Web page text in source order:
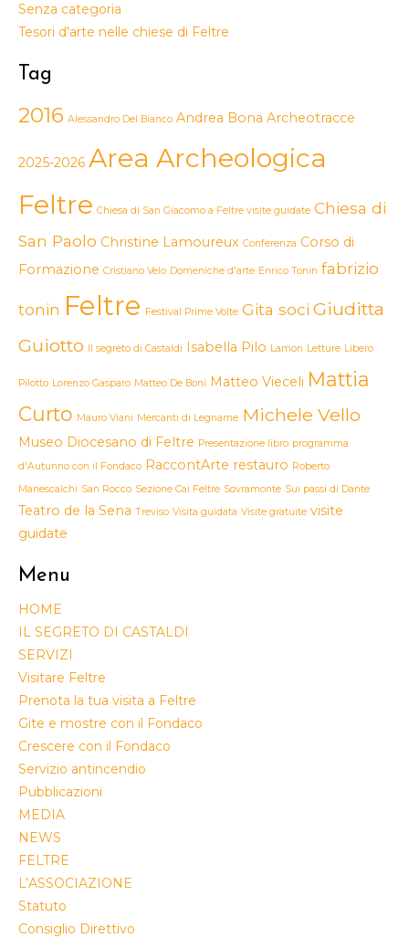
Senza categoria
Tesori d'arte nelle chiese di Feltre
Tag
2016 Alessandro Del Bianco Andrea Bona Archeotracce
2025-2026 Area Archeologica
Feltre Chiesa di San Giacomo a Feltre visite guidate Chiesa di
San Paolo Christine Lamoureux Conferenza Corso di
Formazione Cristiano Velo Domeniche d'arte Enrico Tonin fabrizio
tonin Feltre Festival Prime Volte Gita soci Giuditta
Guiotto Il segreto di Castaldi Isabella Pilo Lamon Letture Libero
Pilotto Lorenzo Gasparo Matteo De Boni Matteo Vieceli Mattia
Curto Mauro Viani Mercanti di Legname Michele Vello
Museo Diocesano di Feltre Presentazione libro programma
d'Autunno con il Fondaco RaccontArte restauro Roberto
Manescalchi San Rocco Sezione Cai Feltre Sovramonte Sui passi di Dante
Teatro de la Sena Treviso Visita guidata Visite gratuite visite
guidate
Menu
HOME
IL SEGRETO DI CASTALDI
SERVIZI
Visitare Feltre
Prenota la tua visita a Feltre
Gite e mostre con il Fondaco
Crescere con il Fondaco
Servizio antincendio
Pubblicazioni
MEDIA
NEWS
FELTRE
L’ASSOCIAZIONE
Statuto
Consiglio Direttivo